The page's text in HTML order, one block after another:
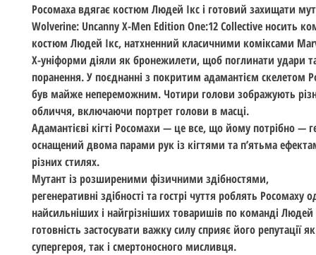
Росомаха вдягає костюм Людей Ікс і готовий захищати
Wolverine: Uncanny X-Men Edition One:12 Collective носить
костюм Людей Ікс, натхненний класичними коміксами
X-уніформи діяли як бронежилети, щоб поглинати удари
поранення. У поєднанні з покритим адамантієм скелетом
був майже непереможним. Чотири голови зображують
обличчя, включаючи портрет голови в масці.
Адамантієві кігті Росомахи — це все, що йому потрібно —
оснащений двома парами рук із кігтями та п’ятьма
різних стилях.
Мутант із розширеними фізичними здібностями,
регенеративні здібності та гострі чуття роблять Росомаху
найсильніших і найгрізніших товаришів по команді Людей
готовність застосувати важку силу сприяє його репутації
супергероя, так і смертоносного мисливця.